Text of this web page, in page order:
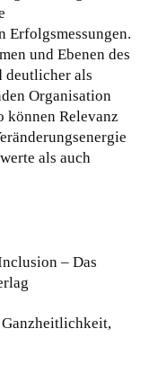
Erfolgsmessungen.
und Ebenen des
deutlicher als
Organisation
können Relevanz
als auch
– Das